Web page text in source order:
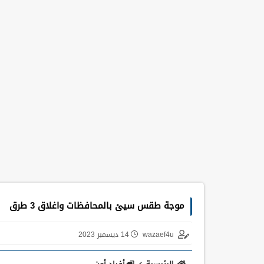
موجة طقس سيئ بالمحافظات واغلاق 3 طرق
wazaef4u 14 ديسمبر 2023